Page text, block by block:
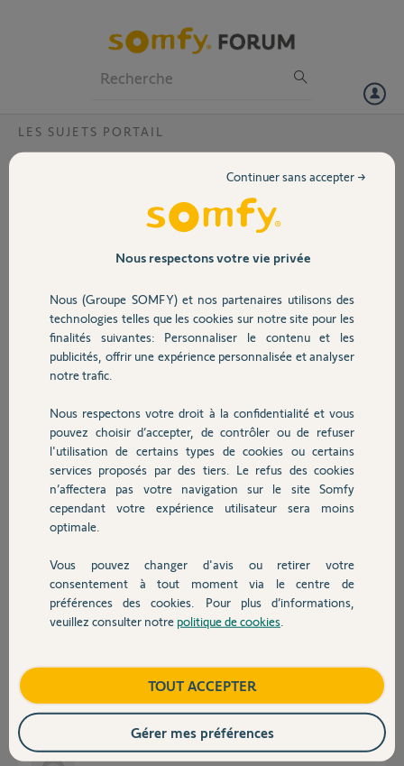
Volet
Sécurité
Domotique
Chauffage
Autres produits
Devis avec un pro
Contact
LES SUJETS PORTAIL
Freevia 600 pas d'entrainement
Plus d'entrainement du portail avec le freevia 600.
tourne pas (qu'il soit débrayé ou pas).
débrayée et non débrayée.
Pouvez-vous m'aider?
Cette pièce est-elle disponible?
Maxime G.
Participer au fil de discussion
Réponses
Il faudra démonter et montrer des photos le la pièce défectueuse.
Tenez nous informés,
Sylvain C. il y a plus de 7 ans
effort. C'est une pièce de sécurité. Par contre elle n'est pas en vente. Il
faut en refaire une par vos propre moyens.
Nous respectons votre vie privée
Nous (Groupe SOMFY) et nos partenaires utilisons des
technologies telles que les cookies sur notre site pour les
finalités suivantes: Personnaliser le contenu et les
publicités, offrir une expérience personnalisée et analyser
notre trafic.
Nous respectons votre droit à la confidentialité et vous
pouvez choisir d’accepter, de contrôler ou de refuser
l'utilisation de certains types de cookies ou certains
services proposés par des tiers. Le refus des cookies
n’affectera pas votre navigation sur le site Somfy
cependant votre expérience utilisateur sera moins
optimale.
Vous pouvez changer d'avis ou retirer votre
consentement à tout moment via le centre de
préférences des cookies. Pour plus d’informations,
veuillez consulter notre politique de cookies
Continuer sans accepter →
TOUT ACCEPTER
Gérer mes préférences